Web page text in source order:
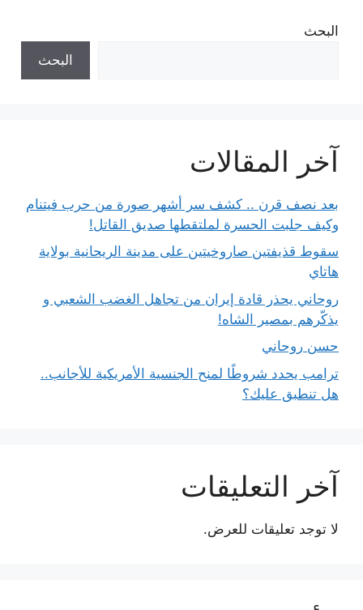
البحث
البحث
آخر المقالات
بعد نصف قرن .. كشف سر أشهر صورة من حرب فيتنام
وكيف جلبت الحسرة لملتقطها صديق القاتل!
سقوط قذيفتين صاروخيتين على مدينة الريحانية بولاية
هاتاي
روحاني يحذر قادة إيران من تجاهل الغضب الشعبي و
يذكّرهم بمصير الشاه!
حسن روحاني
ترامب يحدد شروطًا لمنح الجنسية الأمريكية للأجانب..
هل تنطبق عليك؟
آخر التعليقات
لا توجد تعليقات للعرض.